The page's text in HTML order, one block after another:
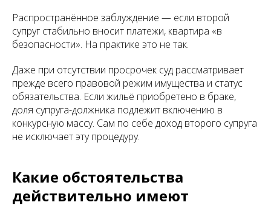
Распространённое заблуждение — если второй
супруг стабильно вносит платежи, квартира «в
безопасности». На практике это не так.
Даже при отсутствии просрочек суд рассматривает
прежде всего правовой режим имущества и статус
обязательства. Если жильё приобретено в браке,
доля супруга-должника подлежит включению в
конкурсную массу. Сам по себе доход второго супруга
не исключает эту процедуру.
Какие обстоятельства
действительно имеют